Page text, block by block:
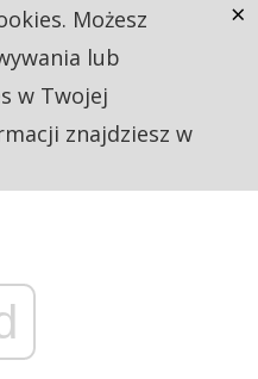
Możesz
lub
w Twojej
znajdziesz w
×